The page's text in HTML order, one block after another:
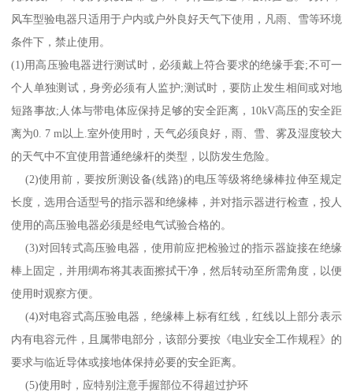
风车型验电器只适用于户内或户外良好天气下使用，凡雨、雪等环境
条件下，禁止使用。
(1) 用高压验电器进行测试时，必须戴上符合要求的绝缘手套;不可一
个人单独测试，身旁必须有人监护;测试时，要防止发生相间或对地
短路事故; 人体与带电体应保持足够的安全距离， 10kV高压的安全距
离为0. 7 m 以上 .室外使用时，天气必须良好，雨、雪、雾及湿度较大
的天气中不宜使用普通绝缘杆的类型，以防发生危险。
(2)使用前，要按所测设备(线路) 的电压等级将绝缘棒拉伸至规定
长度，选用合适型号的指示器和绝缘棒，并对指示器进行检查，投人
使用的高压验电器必须是经电气试验合格的。
(3)对回转式高压验电器，使用前应把检验过的指示器旋接在绝缘
棒上固定，并用绸布将其表面擦拭干净，然后转动至所需角度，以便
使用时观察方便。
(4)对电容式高压验电器，绝缘棒上标有红线，红线以上部分表示
内有电容元件，且属带电部分，该部分要按《电业安全工作规程》的
要求与临近导体或接地体保持必要的安全距离。
(5)使用时，应特别注意手握部位不得超过护环